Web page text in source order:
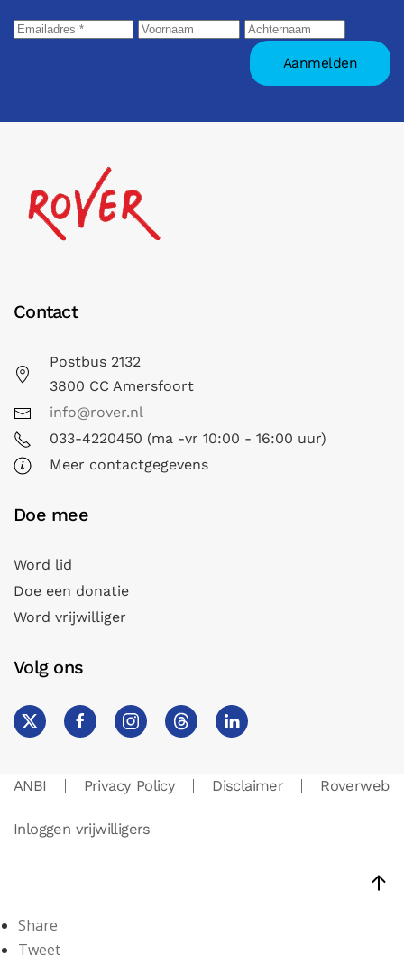
Contact
Postbus 2132
3800 CC Amersfoort
info@rover.nl
033-4220450 (ma -vr 10:00 - 16:00 uur)
Meer contactgegevens
Doe mee
Word lid
Doe een donatie
Word vrijwilliger
Volg ons
ANBI Privacy Policy Disclaimer Roverweb
Inloggen vrijwilligers
Share
Tweet